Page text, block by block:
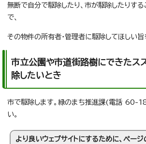
無断で自分で駆除したり、市が駆除したりす
で、
その物件の所有者・管理者に駆除してほしい旨
市立公園や市道街路樹にできたス
除したいとき
市で駆除します。緑のまち推進課(電話 60-
い。
より良いウェブサイトにするために、ペー